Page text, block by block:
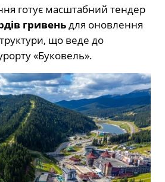
готує масштабний тендер
гривеньдля оновлення
що веде до
«Буковель».